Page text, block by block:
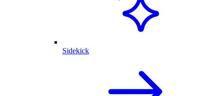
Sidekick